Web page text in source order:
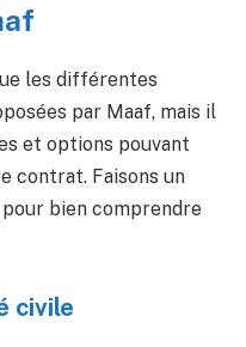
les différentes
par Maaf, mais il
et options pouvant
contrat. Faisons un
bien comprendre
civile